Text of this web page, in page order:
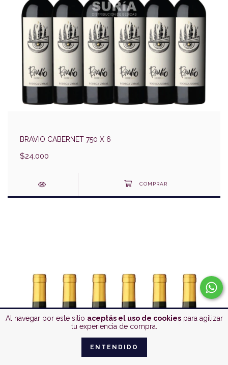
Al navegar por este sitio aceptás el uso de cookiespara agilizar
tu experiencia de compra.
ENTENDIDO
BRAVIO CABERNET 750 X 6
$24.000